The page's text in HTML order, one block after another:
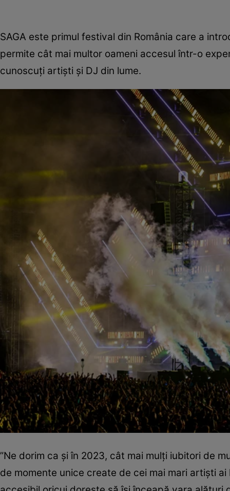
SAGA este primul festival din România care a
permite cât mai multor oameni accesul într-o
cunoscuți artiști și DJ din lume.
”Ne dorim ca și în 2023, cât mai mulți iubitori de
de momente unice create de cei mai mari artiști